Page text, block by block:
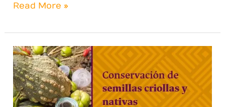
Read More »
Cartilla
Conservacion
de
semillas